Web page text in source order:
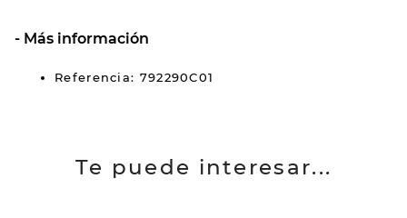
Más información
Referencia: 792290C01
Te puede interesar...